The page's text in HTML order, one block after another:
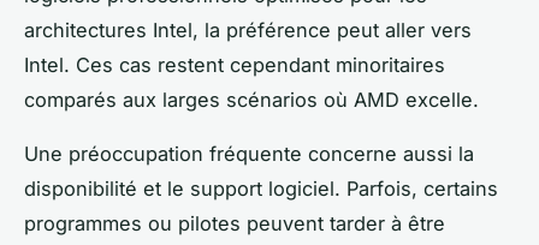
architectures Intel, la préférence peut aller vers
Intel. Ces cas restent cependant minoritaires
comparés aux larges scénarios où AMD excelle.
Une préoccupation fréquente concerne aussi la
disponibilité et le support logiciel. Parfois, certains
programmes ou pilotes peuvent tarder à être